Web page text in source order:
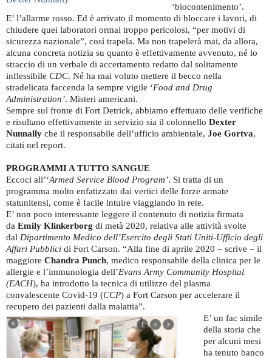
‘biocontenimento’.
E’ l’allarme rosso. Ed è arrivato il momento di bloccare i lavori, di
chiudere quei laboratori ormai troppo pericolosi, “per motivi di
sicurezza nazionale”, così trapela. Ma non trapelerà mai, da allora,
alcuna concreta notizia su quanto è effettivamente avvenuto, né lo
straccio di un verbale di accertamento redatto dal solitamente
inflessibile CDC. Né ha mai voluto mettere il becco nella
stradelicata faccenda la sempre vigile ‘Food and Drug
Administration’. Misteri americani.
Sempre sul fronte di Fort Detrick, abbiamo effettuato delle verifiche
e risultano effettivamente in servizio sia il colonnello Dexter
Nunnally che il responsabile dell’ufficio ambientale, Joe Gortva,
citati nel report.
PROGRAMMI A TUTTO SANGUE
Eccoci all’‘Armed Service Blood Program’. Si tratta di un
programma molto enfatizzato dai vertici delle forze armate
statunitensi, come è facile intuire viaggiando in rete.
E’ non poco interessante leggere il contenuto di notizia firmata
da Emily Klinkerborg di metà 2020, relativa alle attività svolte
dal Dipartimento Medico dell’Esercito degli Stati Uniti-Ufficio degli
Affari Pubblici di Fort Carson. “Alla fine di aprile 2020 – scrive – il
maggiore Chandra Punch, medico responsabile della clinica per le
allergie e l’immunologia dell’Evans Army Community Hospital
(EACH), ha introdotto la tecnica di utilizzo del plasma
convalescente Covid-19 (CCP) a Fort Carson per accelerare il
recupero dei pazienti dalla malattia”.
E’ un fac simile
della storia che
per alcuni mesi
ha tenuto banco